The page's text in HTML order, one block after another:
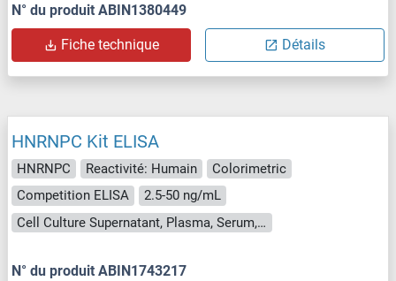
N° du produit ABIN1380449
Fiche technique Détails
HNRNPC Kit ELISA
HNRNPC Reactivité: Humain
Colorimetric
Competition ELISA
2.5-50 ng/mL
Cell Culture Supernatant, Plasma, Serum, Tissue Homogenate
N° du produit ABIN1743217